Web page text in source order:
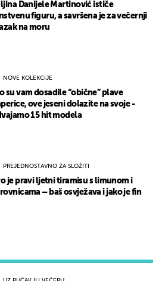
Danijele Martinović ističe
figuru, a savršena je za večernji
na moru
NOVE KOLEKCIJE
su vam dosadile “obične” plave
ove jeseni dolazite na svoje -
15 hit modela
PREJEDNOSTAVNO ZA SLOŽITI
je pravi ljetni tiramisu s limunom i
– baš osvježava i jako je fin